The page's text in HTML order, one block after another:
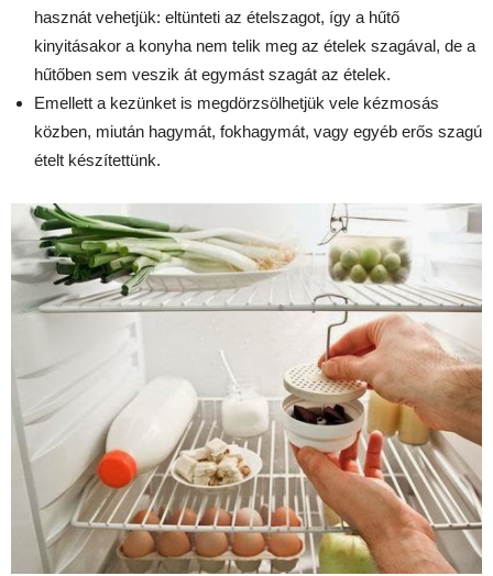
hasznát vehetjük: eltünteti az ételszagot, így a hűtő
kinyitásakor a konyha nem telik meg az ételek szagával, de a
hűtőben sem veszik át egymást szagát az ételek.
Emellett a kezünket is megdörzsölhetjük vele kézmosás
közben, miután hagymát, fokhagymát, vagy egyéb erős szagú
ételt készítettünk.